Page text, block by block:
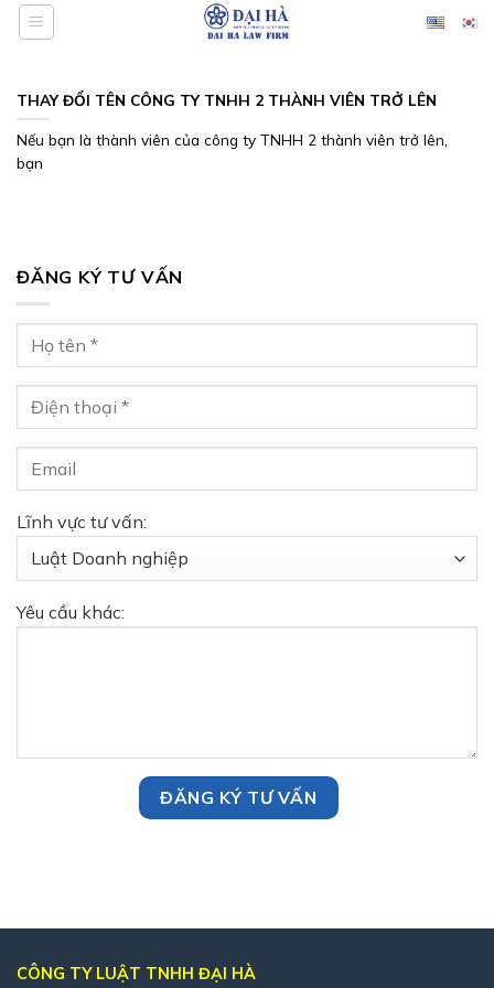
Bỏ
qua
dungTHAY ĐỔI TÊN CÔNG TY TNHH 2 THÀNH VIÊN TRỞ LÊN
Nếu bạn là thành viên của công ty TNHH 2 thành viên trở lên,
bạn
ĐĂNG KÝ TƯ VẤN
Lĩnh vực tư vấn:
Yêu cầu khác:
CÔNG TY LUẬT TNHH ĐẠI HÀ